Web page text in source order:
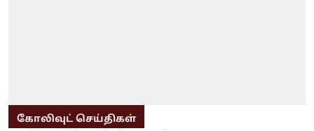
கோலிவுட் செய்திகள்